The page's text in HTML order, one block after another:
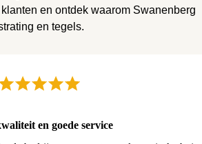
en ontdek waarom Swanenberg
en tegels.
en goede service